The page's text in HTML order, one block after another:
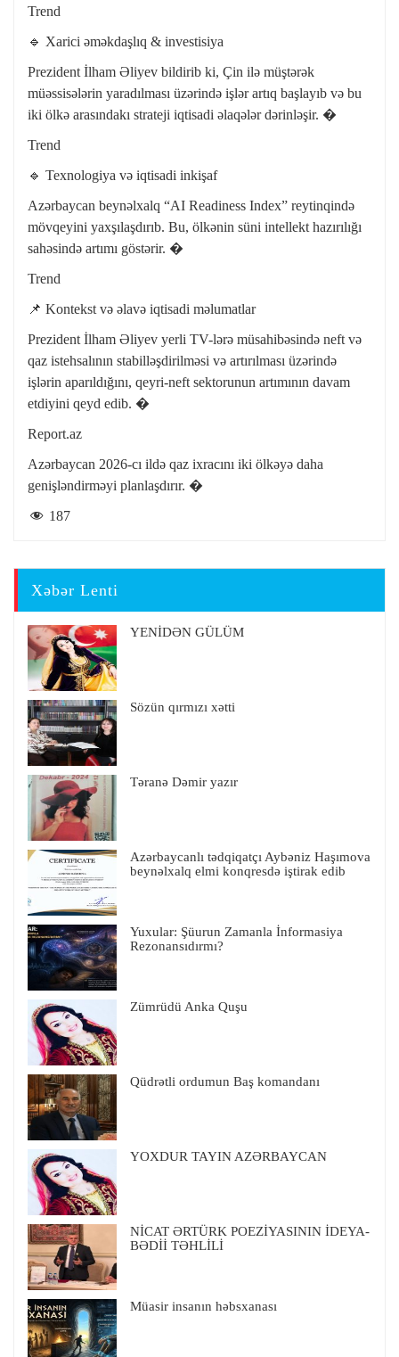
Trend
🔹 Xarici əməkdaşlıq & investisiya
Prezident İlham Əliyev bildirib ki, Çin ilə müştərək
müəssisələrin yaradılması üzərində işlər artıq başlayıb və bu
iki ölkə arasındakı strateji iqtisadi əlaqələr dərinləşir. �
Trend
🔹 Texnologiya və iqtisadi inkişaf
Azərbaycan beynəlxalq “AI Readiness Index” reytinqində
mövqeyini yaxşılaşdırıb. Bu, ölkənin süni intellekt hazırılığı
sahəsində artımı göstərir. �
Trend
📌 Kontekst və əlavə iqtisadi məlumatlar
Prezident İlham Əliyev yerli TV-lərə müsahibəsində neft və
qaz istehsalının stabilləşdirilməsi və artırılması üzərində
işlərin aparıldığını, qeyri-neft sektorunun artımının davam
etdiyini qeyd edib. �
Report.az
Azərbaycan 2026-cı ildə qaz ixracını iki ölkəyə daha
genişləndirməyi planlaşdırır. �
187
Xəbər Lenti
YENİDƏN GÜLÜM
Sözün qırmızı xətti
Təranə Dəmir yazır
Azərbaycanlı tədqiqatçı Aybəniz Haşımova
beynəlxalq elmi konqresdə iştirak edib
Yuxular: Şüurun Zamanla İnformasiya
Rezonansıdırmı?
Zümrüdü Anka Quşu
Qüdrətli ordumun Baş komandanı
YOXDUR TAYIN AZƏRBAYCAN
NİCAT ƏRTÜRK POEZİYASININ İDEYA-
BƏDİİ TƏHLİLİ
Müasir insanın həbsxanası